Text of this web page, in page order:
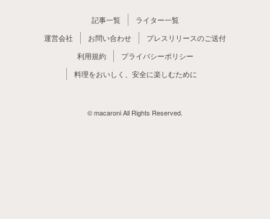
記事一覧
ライター一覧
運営会社
お問い合わせ
プレスリリースのご送付
利用規約
プライバシーポリシー
料理をおいしく、安全に楽しむために
© macaroni All Rights Reserved.